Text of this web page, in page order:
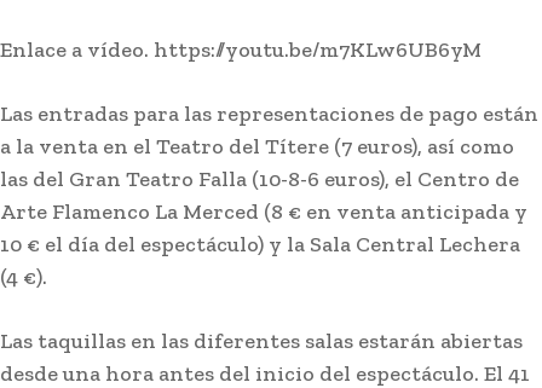
Enlace a vídeo. https://youtu.be/m7KLw6UB6yM
Las entradas para las representaciones de pago están
a la venta en el Teatro del Títere (7 euros), así como
las del Gran Teatro Falla (10-8-6 euros), el Centro de
Arte Flamenco La Merced (8 € en venta anticipada y
10 € el día del espectáculo) y la Sala Central Lechera
(4 €).
Las taquillas en las diferentes salas estarán abiertas
desde una hora antes del inicio del espectáculo. El 41